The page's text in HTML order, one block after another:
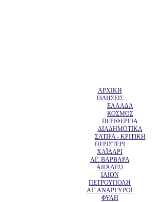
ΑΡΧΙΚΗ
ΕΙΔΗΣΕΙΣ
ΕΛΛΑΔΑ
ΚΟΣΜΟΣ
ΠΕΡΙΦΕΡΕΙΑ
ΔΙΑΔΗΜΟΤΙΚΑ
ΣΑΤΙΡΑ - ΚΡΙΤΙΚΗ
ΠΕΡΙΣΤΕΡΙ
ΧΑΪΔΑΡΙ
ΑΓ. ΒΑΡΒΑΡΑ
ΑΙΓΑΛΕΩ
ΙΛΙΟΝ
ΠΕΤΡΟΥΠΟΛΗ
ΑΓ. ΑΝΑΡΓΥΡΟΙ
ΦΥΛΗ